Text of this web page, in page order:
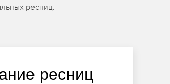
ресниц.
ресниц